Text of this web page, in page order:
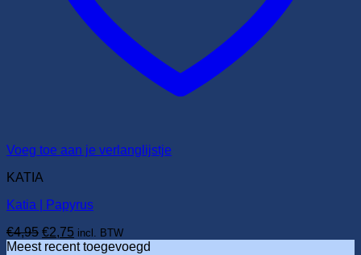
Voeg toe aan je verlanglijstje
KATIA
Katia | Papyrus
€4,95 Oorspronkelijke
prijs
€2,75 Huidige
prijs
incl. BTW
Meest recent toegevoegd